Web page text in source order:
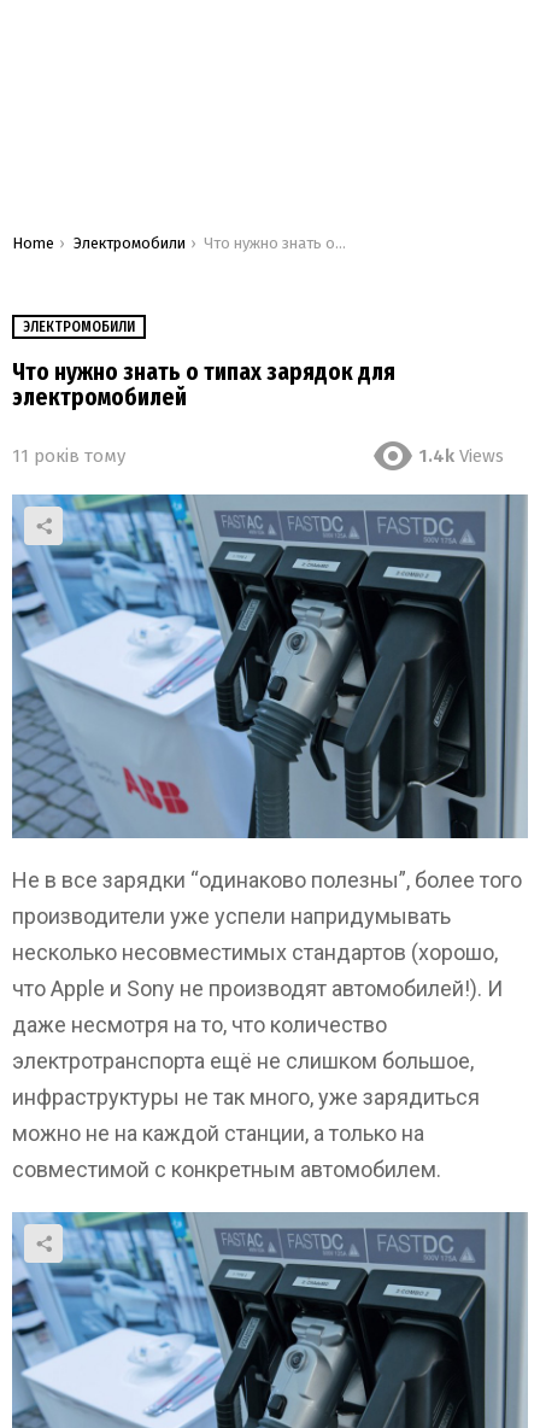
You are here:
Home Электромобили Что нужно знать о типах зарядок для электромобилей
ЭЛЕКТРОМОБИЛИ
Что нужно знать о типах зарядок для
электромобилей
11 років тому 1.4k Views
Не в все зарядки “одинаково полезны”, более того
производители уже успели напридумывать
несколько несовместимых стандартов (хорошо,
что Apple и Sony не производят автомобилей!). И
даже несмотря на то, что количество
электротранспорта ещё не слишком большое,
инфраструктуры не так много, уже зарядиться
можно не на каждой станции, а только на
совместимой с конкретным автомобилем.